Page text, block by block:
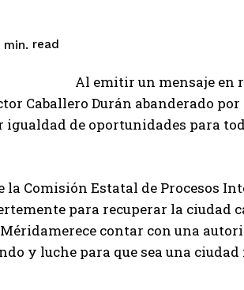
min. read
Al emitir un mensaje en
Caballero Durán abanderado
de oportunidades para
Comisión Estatal de Procesos
para recuperar la ciudad
contar con una
y luche para que sea una ciudad